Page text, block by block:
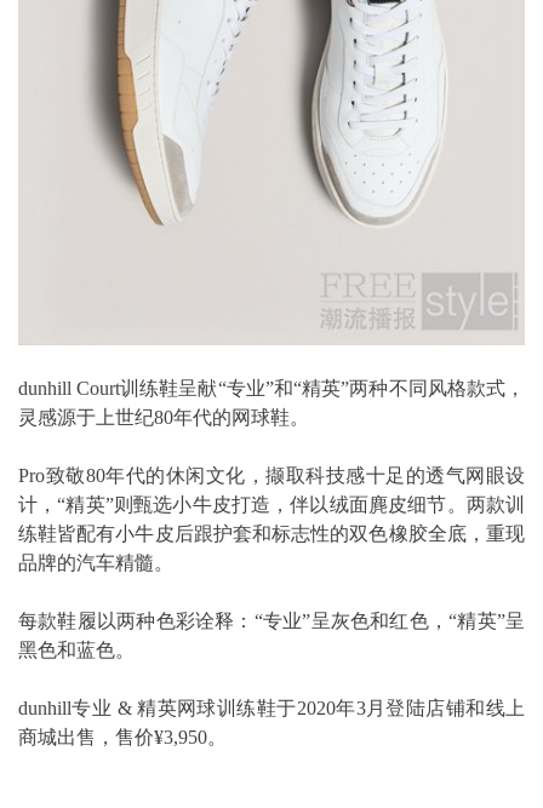
dunhill Court训练鞋呈献“专业”和“精英”两种不同风格款式，
灵感源于上世纪80年代的网球鞋。
Pro致敬80年代的休闲文化，撷取科技感十足的透气网眼设
计，“精英”则甄选小牛皮打造，伴以绒面麂皮细节。两款训
练鞋皆配有小牛皮后跟护套和标志性的双色橡胶全底，重现
品牌的汽车精髓。
每款鞋履以两种色彩诠释：“专业”呈灰色和红色，“精英”呈
黑色和蓝色。
dunhill专业 & 精英网球训练鞋于2020年3月登陆店铺和线上
商城出售，售价¥3,950。